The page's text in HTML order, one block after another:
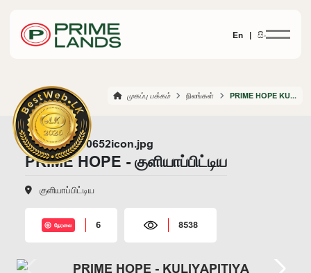
En | සිං
முகப்பு பக்கம் நிலங்கள் PRIME HOPE KULIYAPITIYA
PRIME HOPE - குளியாப்பிட்டிய
குளியாப்பிட்டிய
நேரலை 6 8538